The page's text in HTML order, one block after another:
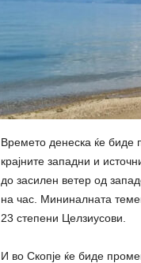
Времето денеска ќе биде
крајните западни и
до засилен ветер од
на час. Мининалната
23 степени Целзиусови.
И во Скопје ќе биде